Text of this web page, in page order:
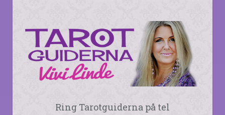
Ring Tarotguiderna på tel